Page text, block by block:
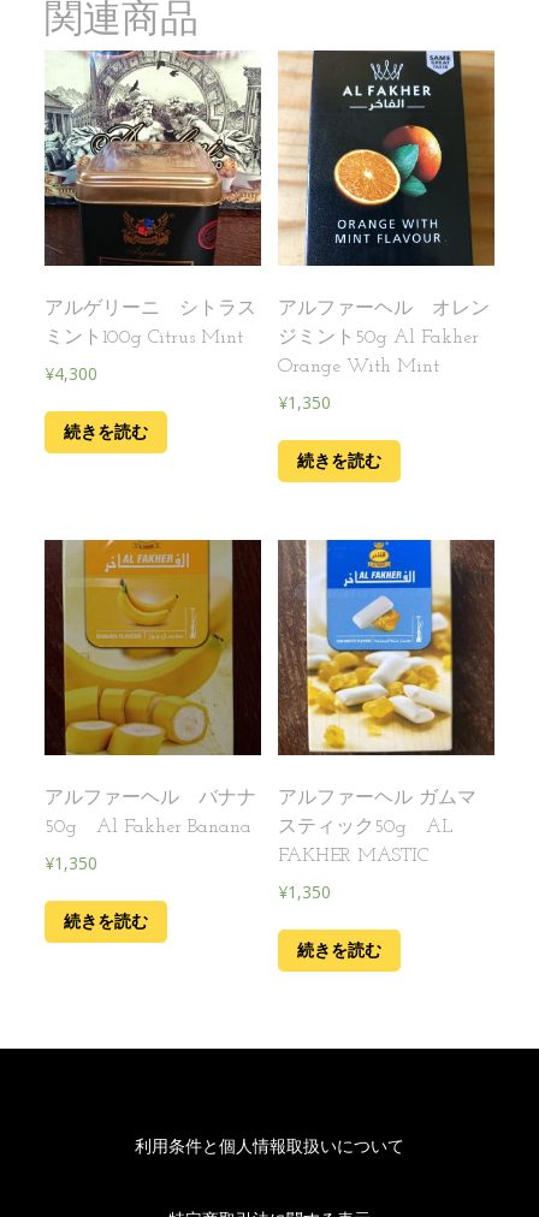
関連商品
アルゲリーニ シトラス
ミント100g Citrus Mint
¥4,300
続きを読む
アルファーヘル オレン
ジミント50g Al Fakher
Orange With Mint
¥1,350
続きを読む
アルファーヘル バナナ
50g Al Fakher Banana
¥1,350
続きを読む
アルファーヘル ガムマ
スティック50g AL
FAKHER MASTIC
¥1,350
続きを読む
利用条件と個人情報取扱いについて